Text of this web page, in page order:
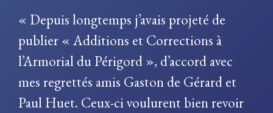
« Depuis longtemps j’avais projeté de
publier « Additions et Corrections à
l’Armorial du Périgord », d’accord avec
mes regrettés amis Gaston de Gérard et
Paul Huet. Ceux-ci voulurent bien revoir